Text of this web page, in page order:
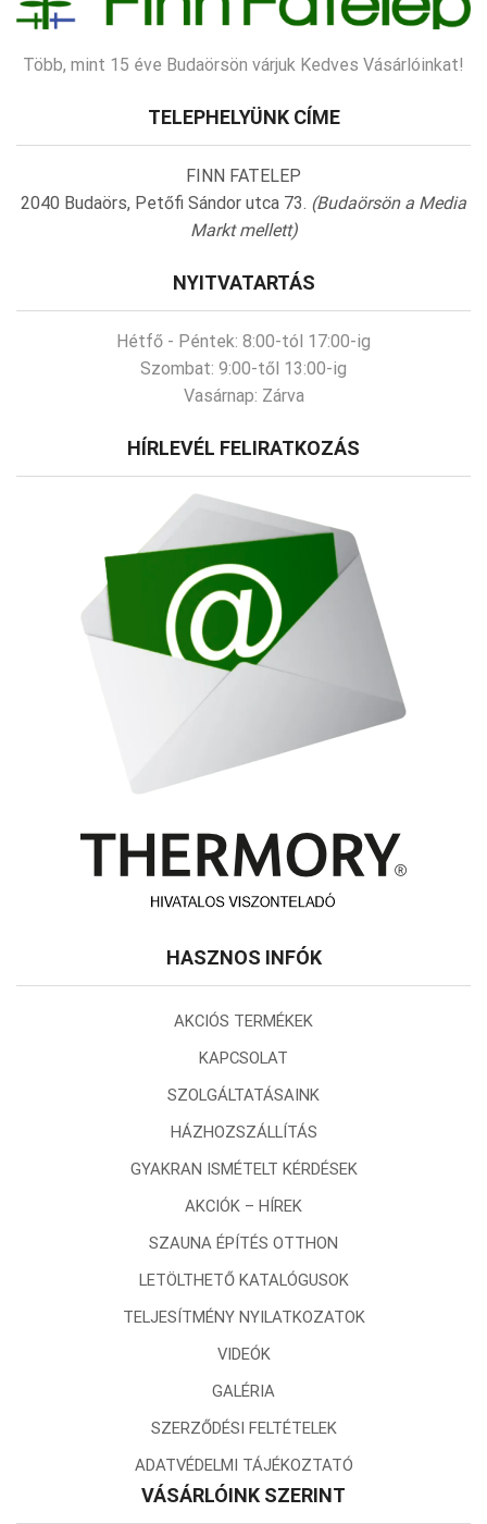
Több, mint 15 éve Budaörsön várjuk Kedves Vásárlóinkat!
TELEPHELYÜNK CÍME
FINN FATELEP
2040 Budaörs, Petőfi Sándor utca 73. (Budaörsön a Media
Markt mellett)
NYITVATARTÁS
Hétfő - Péntek: 8:00-tól 17:00-ig
Szombat: 9:00-től 13:00-ig
Vasárnap: Zárva
HÍRLEVÉL FELIRATKOZÁS
HASZNOS INFÓK
AKCIÓS TERMÉKEK
KAPCSOLAT
SZOLGÁLTATÁSAINK
HÁZHOZSZÁLLÍTÁS
GYAKRAN ISMÉTELT KÉRDÉSEK
AKCIÓK – HÍREK
SZAUNA ÉPÍTÉS OTTHON
LETÖLTHETŐ KATALÓGUSOK
TELJESÍTMÉNY NYILATKOZATOK
VIDEÓK
GALÉRIA
SZERZŐDÉSI FELTÉTELEK
ADATVÉDELMI TÁJÉKOZTATÓ
VÁSÁRLÓINK SZERINT